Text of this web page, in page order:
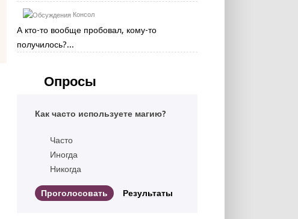
Консол
А кто-то вообще пробовал, кому-то
получилось?...
Опросы
Как часто используете магию?
Часто
Иногда
Никогда
Результаты